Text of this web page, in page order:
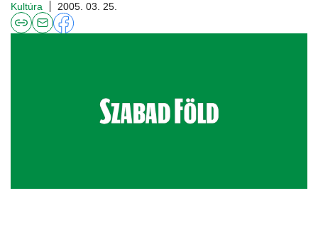
Kultúra 2005. 03. 25.